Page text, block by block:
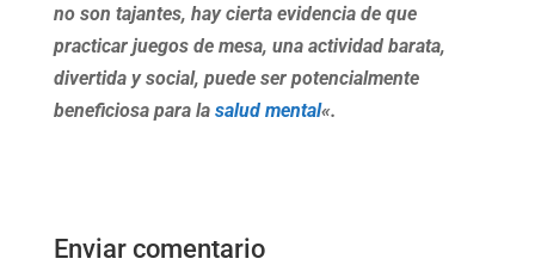
no son tajantes, hay cierta evidencia de que
practicar juegos de mesa, una actividad barata,
divertida y social, puede ser potencialmente
beneficiosa para la salud mental«.
Enviar comentario